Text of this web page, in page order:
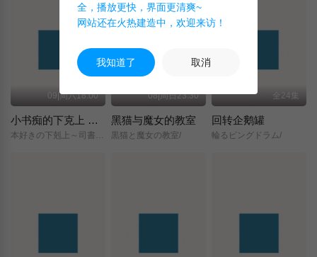
09|周六18:00
小书痴的下克上 〜为了成为图书管理员而不择手段〜 领主的养女
本好きの下剋上～司書になるためには手段を選んでいられません～/領主の養女/
08|周日23:30
黑猫与魔女的教室
黒猫と魔女の教室/
全24集
回转企鹅罐
輪るピングドラム/
全，播放更快，界面更清爽~
网站还在火热建造中，欢迎来访！
我知道了 取消